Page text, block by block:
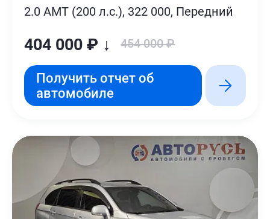
2.0 AMT (200 л.с.), 322 000, Передний
404 000 ₽ ↓ 454 000 ₽
Получить отчет об
автомобиле